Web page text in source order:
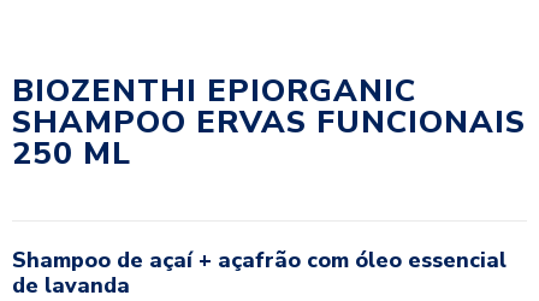
BIOZENTHI EPIORGANIC
SHAMPOO ERVAS FUNCIONAIS
250 ML
Shampoo de açaí + açafrão com óleo essencial
de lavanda